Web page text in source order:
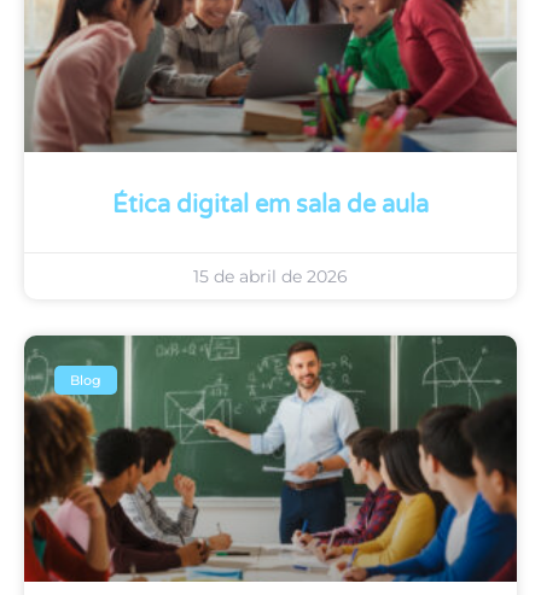
Ética digital em sala de aula
15 de abril de 2026
Blog